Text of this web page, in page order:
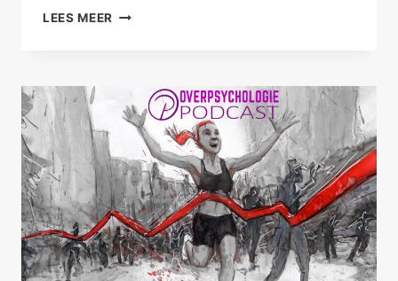
LEES MEER ALS
REAGEERT